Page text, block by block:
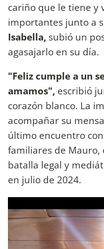
cariño que le tiene y
importantes junto a
Isabella, subió un
agasajarlo en su día.
"Feliz cumple a un
amamos", escribió
corazón blanco. La
acompañar su
último encuentro
familiares de
batalla legal y
en julio de 2024.